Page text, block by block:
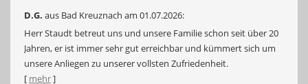
D.G. aus Bad Kreuznach am 01.07.2026:
Herr Staudt betreut uns und unsere Familie schon seit über 20
Jahren, er ist immer sehr gut erreichbar und kümmert sich um
unsere Anliegen zu unserer vollsten Zufriedenheit.
[ mehr]